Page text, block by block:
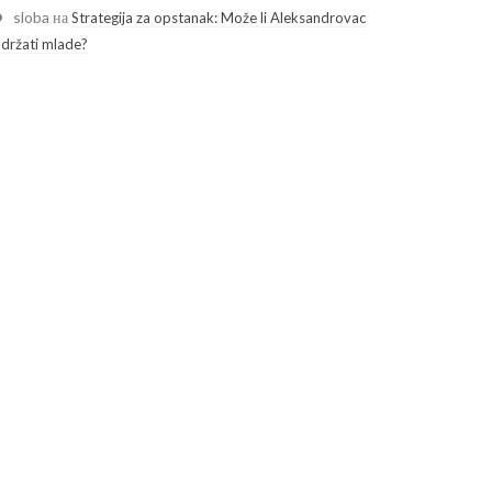
sloba наStrategija za opstanak: Može li Aleksandrovac
mlade?